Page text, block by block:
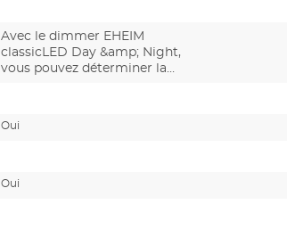
Avec le dimmer EHEIM
classicLED Day &amp; Night,
vous pouvez déterminer la
Oui
Oui